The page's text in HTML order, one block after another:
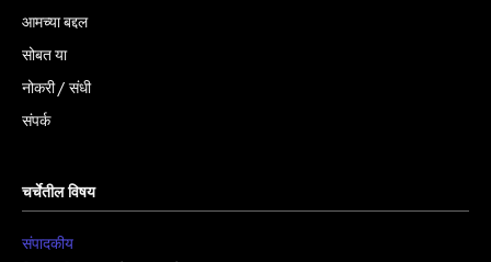
आमच्या बद्दल
सोबत या
नोकरी / संधी
संपर्क
चर्चेतील विषय
संपादकीय